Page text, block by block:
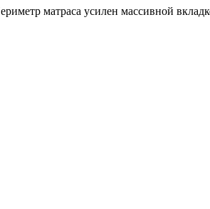
матраса усилен массивной